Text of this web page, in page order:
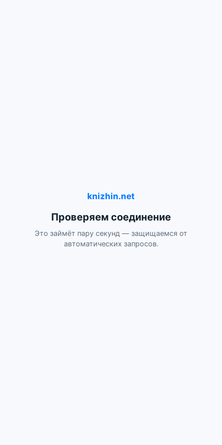
knizhin.net
Проверяем соединение
Это займёт пару секунд — защищаемся от
автоматических запросов.